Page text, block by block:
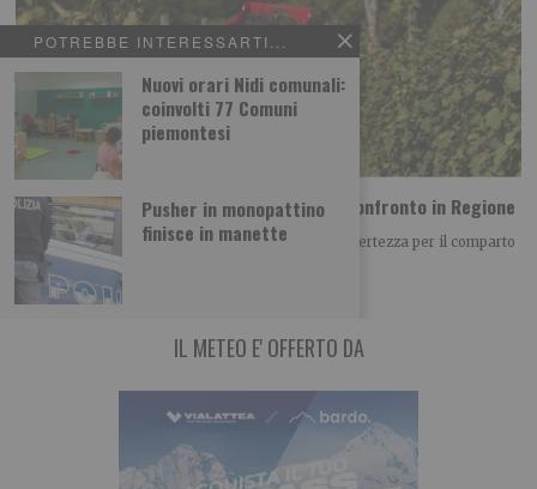
POTREBBE INTERESSARTI...
Nuovi orari Nidi comunali:
coinvolti 77 Comuni
piemontesi
Pusher in monopattino
finisce in manette
Vino piemontese e clima: le richieste dal confronto in Regione
Il clima è diventato uno dei principali fattori di incertezza per il comparto
vitivinicolo piemontese, non
IL METEO E' OFFERTO DA